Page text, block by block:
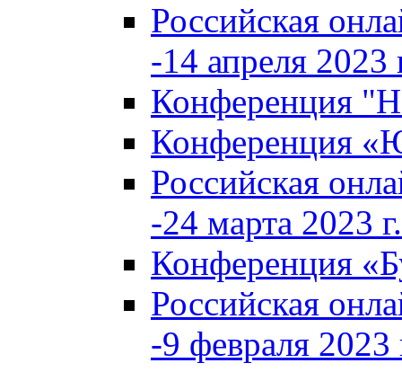
Российская
-14 апреля 2023
Конференция
Конференция
Российская
-24 марта 2023
Конференция
Российская
-9 февраля 2023